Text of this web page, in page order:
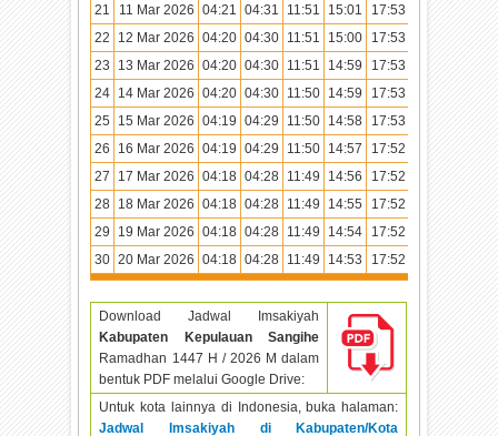
21
11 Mar 2026 04:21 04:31 11:51 15:01 17:53
19:01
22
12 Mar 2026 04:20 04:30 11:51 15:00 17:53
19:01
23
13 Mar 2026 04:20 04:30 11:51 14:59 17:53
19:01
24 14 Mar 2026 04:20 04:30 11:50 14:59 17:53
19:01
25
15 Mar 2026 04:19 04:29 11:50 14:58 17:53
19:01
26
16 Mar 2026 04:19 04:29 11:50 14:57 17:52
19:01
27
17 Mar 2026 04:18 04:28 11:49 14:56 17:52
19:00
28 18 Mar 2026 04:18 04:28 11:49 14:55 17:52
19:00
29
19 Mar 2026 04:18 04:28 11:49 14:54 17:52
19:00
30 20 Mar 2026 04:18 04:28 11:49 14:53 17:52 19:00
Download Jadwal Imsakiyah
Kabupaten Kepulauan Sangihe
Ramadhan 1447 H / 2026 M dalam
bentuk PDF melalui Google Drive:
Untuk kota lainnya di Indonesia, buka halaman:
Jadwal Imsakiyah di Kabupaten/Kota